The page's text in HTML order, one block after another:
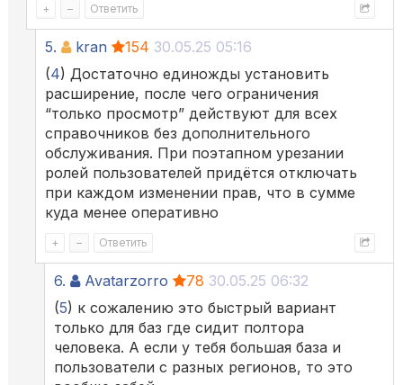
+ – Ответить
5. kran 154 30.05.25 05:16
(4) Достаточно единожды установить
расширение, после чего ограничения
“только просмотр” действуют для всех
справочников без дополнительного
обслуживания. При поэтапном урезании
ролей пользователей придётся отключать
при каждом изменении прав, что в сумме
куда менее оперативно
+ – Ответить
6. Avatarzorro 78 30.05.25 06:32
(5) к сожалению это быстрый вариант
только для баз где сидит полтора
человека. А если у тебя большая база и
пользователи с разных регионов, то это